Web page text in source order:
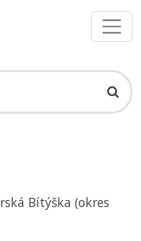
Bítýška (okres